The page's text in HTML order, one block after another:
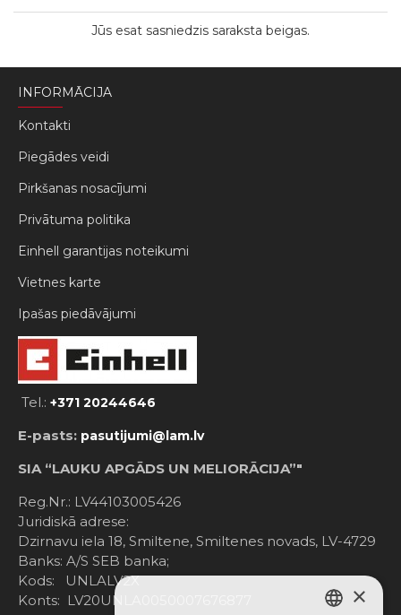
Jūs esat sasniedzis saraksta beigas.
INFORMĀCIJA
Kontakti
Piegādes veidi
Pirkšanas nosacījumi
Privātuma politika
Einhell garantijas noteikumi
Vietnes karte
Ipašas piedāvājumi
Tel.: +371 20244646
E-pasts: pasutijumi@lam.lv
SIA “LAUKU APGĀDS UN MELIORĀCIJA”"
Reg.Nr.: LV44103005426
Juridiskā adrese:
Dzirnavu iela 18, Smiltene, Smiltenes novads, LV-4729
Banks: A/S SEB banka;
Kods: UNLALV2X
Konts: LV20UNLA0050007676877
×